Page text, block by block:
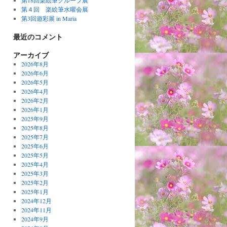
第４回 楽絵筆水曜会展
第3回遊彩展 in Maria
最近のコメント
アーカイブ
2026年8月
2026年6月
2026年5月
2026年4月
2026年2月
2026年1月
2025年9月
2025年8月
2025年7月
2025年6月
2025年5月
2025年4月
2025年3月
2025年2月
2025年1月
2024年12月
2024年11月
2024年9月